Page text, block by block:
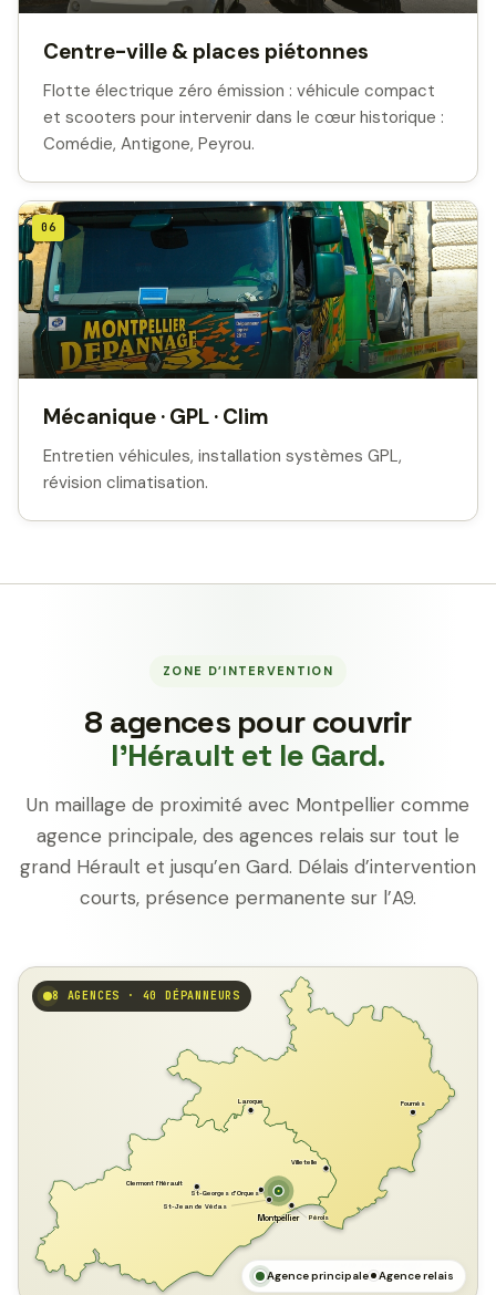
Centre-ville & places piétonnes
Flotte électrique zéro émission : véhicule compact
et scooters pour intervenir dans le cœur historique :
Comédie, Antigone, Peyrou.
06
Mécanique · GPL · Clim
Entretien véhicules, installation systèmes GPL,
révision climatisation.
ZONE D’INTERVENTION
8 agences pour couvrir
l’Hérault et le Gard.
Un maillage de proximité avec Montpellier comme
agence principale, des agences relais sur tout le
grand Hérault et jusqu’en Gard. Délais d’intervention
courts, présence permanente sur l’A9.
Montpellier Pérols
Laroque Fournès
Villetelle
St-Georges d'Orques
Clermont l'Hérault
St-Jean de Védas
8 AGENCES · 40 DÉPANNEURS
Agence principale Agence relais